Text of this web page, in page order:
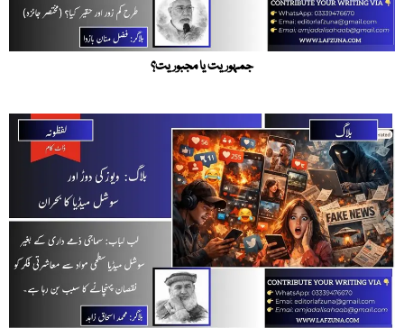
جمہوریت یا مجبوریت؟